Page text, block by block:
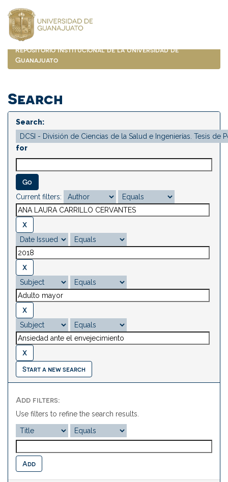
navigation
Repositorio Institucional de la Universidad de
Guanajuato
Search
Search:
for
Current filters:
Start a new search
Add filters:
Use filters to refine the search results.